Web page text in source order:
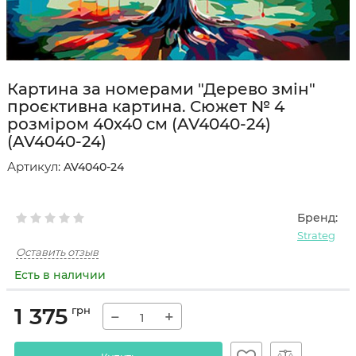
Картина за номерами "Дерево змін"
проєктивна картина. Сюжет № 4
розміром 40х40 см (AV4040-24)
(AV4040-24)
Артикул: AV4040-24
Бренд:
Strateg
Оставить отзыв
Есть в наличии
1 375 грн − +